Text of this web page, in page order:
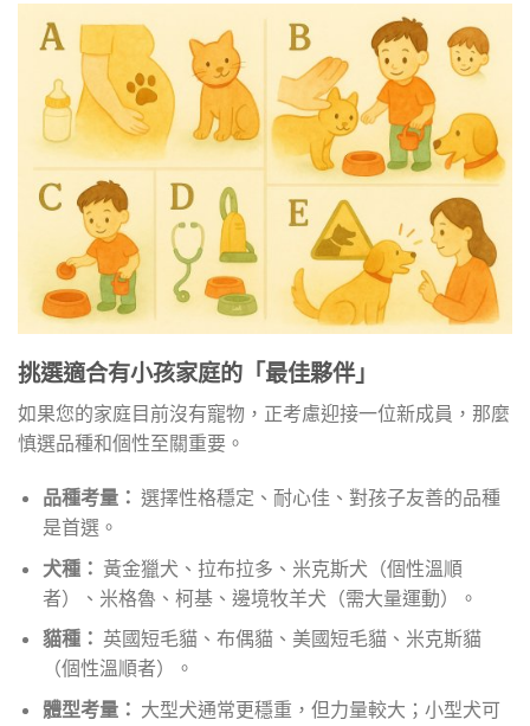
挑選適合有小孩家庭的「最佳夥伴」
如果您的家庭目前沒有寵物，正考慮迎接一位新成員，那麼
慎選品種和個性至關重要。
品種考量： 選擇性格穩定、耐心佳、對孩子友善的品種
是首選。
犬種： 黃金獵犬、拉布拉多、米克斯犬（個性溫順
者）、米格魯、柯基、邊境牧羊犬（需大量運動）。
貓種： 英國短毛貓、布偶貓、美國短毛貓、米克斯貓
（個性溫順者）。
體型考量： 大型犬通常更穩重，但力量較大；小型犬可